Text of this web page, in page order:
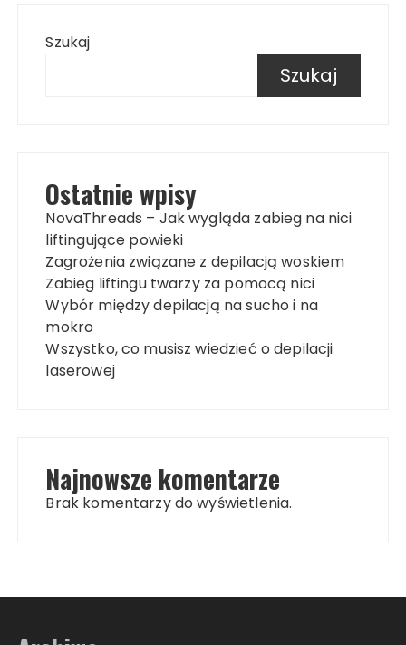
Szukaj
Szukaj
Ostatnie wpisy
NovaThreads – Jak wygląda zabieg na nici
liftingujące powieki
Zagrożenia związane z depilacją woskiem
Zabieg liftingu twarzy za pomocą nici
Wybór między depilacją na sucho i na
mokro
Wszystko, co musisz wiedzieć o depilacji
laserowej
Najnowsze komentarze
Brak komentarzy do wyświetlenia.